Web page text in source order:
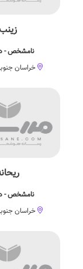
نامشخص -
خراسان
نامشخص -
خراسان